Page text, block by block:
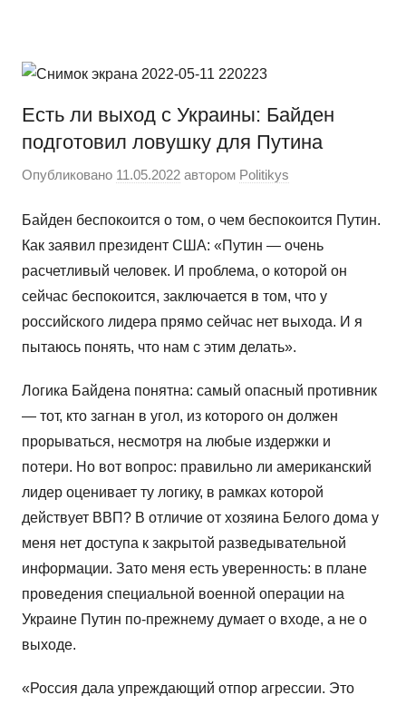
содержимому
сайт
WordPress
Есть ли выход с Украины: Байден
подготовил ловушку для Путина
Опубликовано 11.05.2022 автором Politikys
Байден беспокоится о том, о чем беспокоится Путин.
Как заявил президент США: «Путин — очень
расчетливый человек. И проблема, о которой он
сейчас беспокоится, заключается в том, что у
российского лидера прямо сейчас нет выхода. И я
пытаюсь понять, что нам с этим делать».
Логика Байдена понятна: самый опасный противник
— тот, кто загнан в угол, из которого он должен
прорываться, несмотря на любые издержки и
потери. Но вот вопрос: правильно ли американский
лидер оценивает ту логику, в рамках которой
действует ВВП? В отличие от хозяина Белого дома у
меня нет доступа к закрытой разведывательной
информации. Зато меня есть уверенность: в плане
проведения специальной военной операции на
Украине Путин по-прежнему думает о входе, а не о
выходе.
«Россия дала упреждающий отпор агрессии. Это